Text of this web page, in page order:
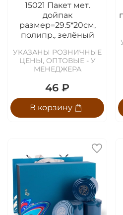
15021 Пакет мет.
дойпак
размер=29.5*20см,
полипр., зелёный
УКАЗАНЫ РОЗНИЧНЫЕ
ЦЕНЫ, ОПТОВЫЕ - У
МЕНЕДЖЕРА
46 ₽
В корзину